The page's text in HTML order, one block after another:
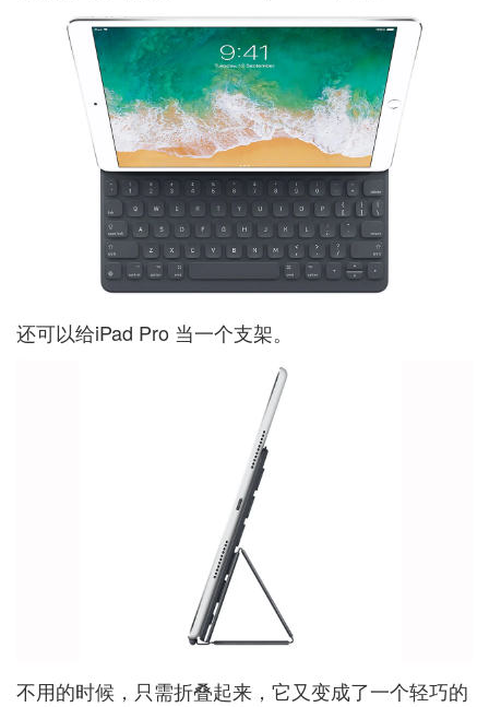
还可以给iPad Pro 当一个支架。
不用的时候，只需折叠起来，它又变成了一个轻巧的